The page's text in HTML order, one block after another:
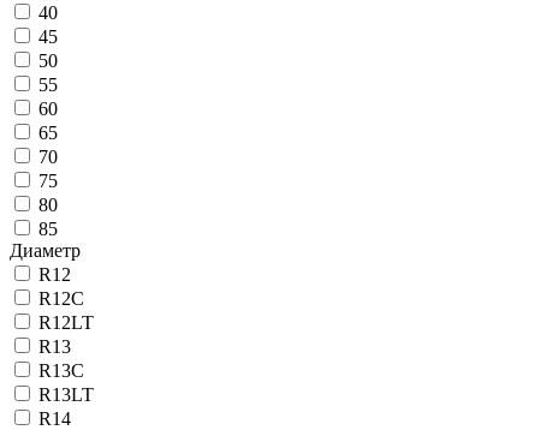
40
45
50
55
60
65
70
75
80
85
Диаметр
R12
R12C
R12LT
R13
R13C
R13LT
R14